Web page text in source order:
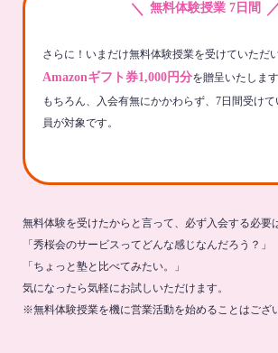
＼ 無料体験授業 7日間 ／
さらに！いまだけ無料体験授業を受けていただ
Amazonギフト券1,000円分を贈呈いたします
もちろん、入会有無にかかわらず、7日間受け
員が対象です。
無料体験を受けたからと言って、必ず入会する必要
「秀桜会のサービスってどんな感じなんだろう？」
「ちょっと塾と比べてみたい。」
気になったら気軽にお試しいただけます。
※無料体験授業を機に営業活動を始めることはござ